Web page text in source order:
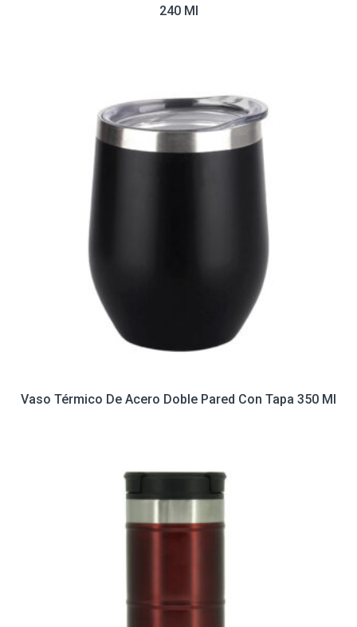
240 Ml
Vaso Térmico De Acero Doble Pared Con Tapa 350 Ml